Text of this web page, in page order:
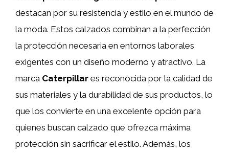
destacan por su resistencia y estilo en el mundo de
la moda. Estos calzados combinan a la perfección
la protección necesaria en entornos laborales
exigentes con un diseño moderno y atractivo. La
marca Caterpillar es reconocida por la calidad de
sus materiales y la durabilidad de sus productos, lo
que los convierte en una excelente opción para
quienes buscan calzado que ofrezca máxima
protección sin sacrificar el estilo. Además, los